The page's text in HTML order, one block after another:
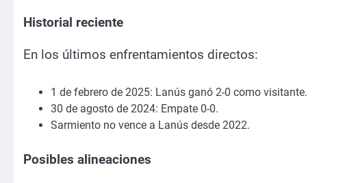
Historial reciente
En los últimos enfrentamientos directos:
1 de febrero de 2025: Lanús ganó 2-0 como visitante.
30 de agosto de 2024: Empate 0-0.
Sarmiento no vence a Lanús desde 2022.
Posibles alineaciones